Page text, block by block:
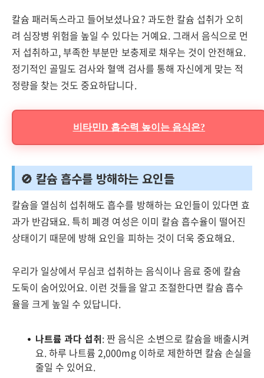
칼슘 패러독스라고 들어보셨나요? 과도한 칼슘 섭취가 오히
려 심장병 위험을 높일 수 있다는 거예요. 그래서 음식으로 먼
저 섭취하고, 부족한 부분만 보충제로 채우는 것이 안전해요.
정기적인 골밀도 검사와 혈액 검사를 통해 자신에게 맞는 적
정량을 찾는 것도 중요하답니다.
비타민D 흡수력 높이는 음식은?
🚫 칼슘 흡수를 방해하는 요인들
칼슘을 열심히 섭취해도 흡수를 방해하는 요인들이 있다면 효
과가 반감돼요. 특히 폐경 여성은 이미 칼슘 흡수율이 떨어진
상태이기 때문에 방해 요인을 피하는 것이 더욱 중요해요.
우리가 일상에서 무심코 섭취하는 음식이나 음료 중에 칼슘
도둑이 숨어있어요. 이런 것들을 알고 조절한다면 칼슘 흡수
율을 크게 높일 수 있답니다.
나트륨 과다 섭취: 짠 음식은 소변으로 칼슘을 배출시켜
요. 하루 나트륨 2,000mg 이하로 제한하면 칼슘 손실을
줄일 수 있어요.